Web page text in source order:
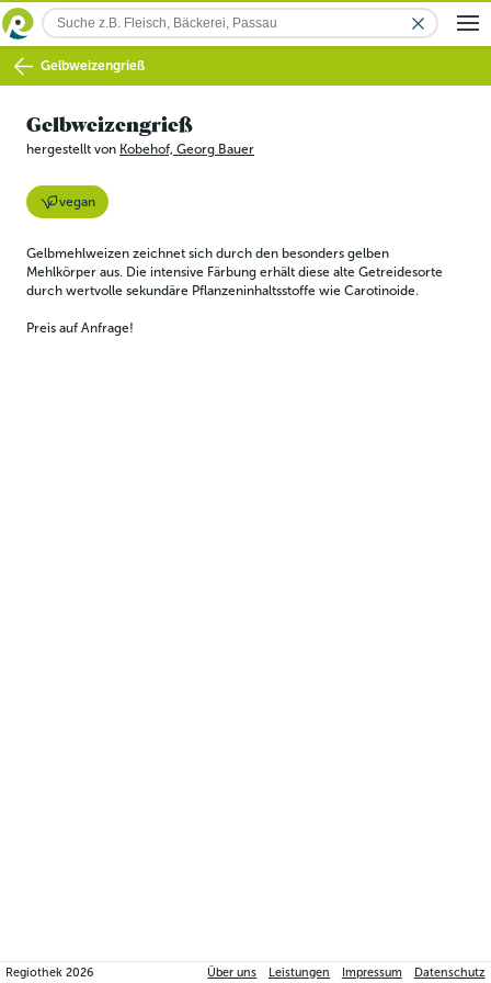
Gelbweizengrieß
Gelbweizengrieß
hergestellt von Kobehof, Georg Bauer
vegan
Gelbmehlweizen zeichnet sich durch den besonders gelben
Mehlkörper aus. Die intensive Färbung erhält diese alte Getreidesorte
durch wertvolle sekundäre Pflanzeninhaltsstoffe wie Carotinoide.
Preis auf Anfrage!
Regiothek2026 Über uns Leistungen Impressum Datenschutz